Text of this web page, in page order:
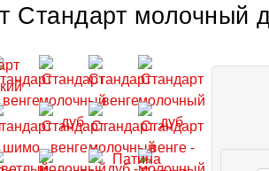
молочный